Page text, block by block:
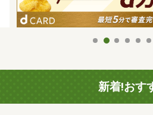
新着!おす